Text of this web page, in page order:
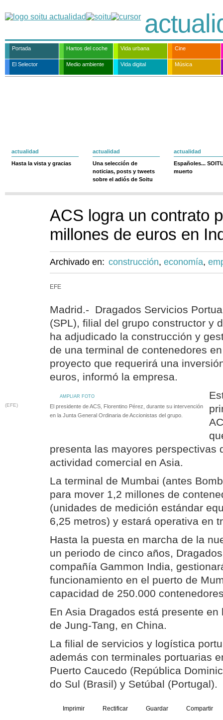
Portada Hartos del coche Vida urbana Cine
El Selector Medio ambiente Vida digital Música
actualidad
Hasta la vista y gracias
actualidad
Una selección de
noticias, posts y tweets
sobre el adiós de Soitu
actualidad
Españoles...
muerto
ACS logra un contrato
millones de euros en
Archivado en: construcción, economía,
EFE
Madrid.- Dragados Servicios
(SPL), filial del grupo constructor y
ha adjudicado la construcción y
de una terminal de contenedores
proyecto que requerirá una
euros, informó la empresa.
AMPLIAR FOTO
(EFE)
El presidente de ACS, Florentino Pérez, durante su intervención
en la Junta General Ordinaria de Accionistas del grupo.
presenta las mayores perspectivas
actividad comercial en Asia.
La terminal de Mumbai (antes
para mover 1,2 millones de
(unidades de medición estándar
6,25 metros) y estará operativa en
Hasta la puesta en marcha de la
un periodo de cinco años,
compañía Gammon India,
funcionamiento en el puerto de
capacidad de 250.000
En Asia Dragados está presente
de Jung-Tang, en China.
La filial de servicios y logística
además con terminales portuarias
Puerto Caucedo (República
do Sul (Brasil) y Setúbal (Portugal).
Imprimir Rectificar Guardar Compartir